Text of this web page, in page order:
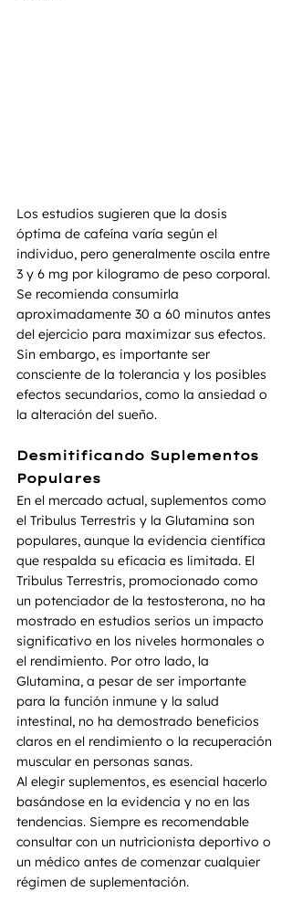
Los estudios sugieren que la dosis
óptima de cafeína varía según el
individuo, pero generalmente oscila entre
3 y 6 mg por kilogramo de peso corporal.
Se recomienda consumirla
aproximadamente 30 a 60 minutos antes
del ejercicio para maximizar sus efectos.
Sin embargo, es importante ser
consciente de la tolerancia y los posibles
efectos secundarios, como la ansiedad o
la alteración del sueño.
Desmitificando Suplementos
Populares
En el mercado actual, suplementos como
el Tribulus Terrestris y la Glutamina son
populares, aunque la evidencia científica
que respalda su eficacia es limitada. El
Tribulus Terrestris, promocionado como
un potenciador de la testosterona, no ha
mostrado en estudios serios un impacto
significativo en los niveles hormonales o
el rendimiento. Por otro lado, la
Glutamina, a pesar de ser importante
para la función inmune y la salud
intestinal, no ha demostrado beneficios
claros en el rendimiento o la recuperación
muscular en personas sanas.
Al elegir suplementos, es esencial hacerlo
basándose en la evidencia y no en las
tendencias. Siempre es recomendable
consultar con un nutricionista deportivo o
un médico antes de comenzar cualquier
régimen de suplementación.